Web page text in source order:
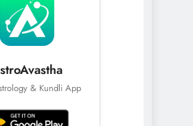
& Kundli App